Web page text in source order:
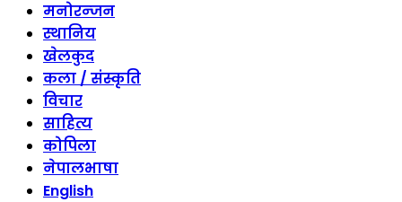
मनोरन्जन
स्थानिय
खेलकुद
कला / संस्कृति
विचार
साहित्य
कोपिला
नेपालभाषा
English